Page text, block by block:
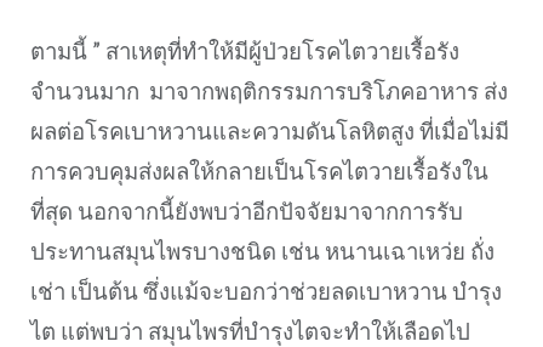
ตามนี้ ” สาเหตุที่ทำให้มีผู้ป่วยโรคไตวายเรื้อรัง
จำนวนมาก มาจากพฤติกรรมการบริโภคอาหาร ส่ง
ผลต่อโรคเบาหวานและความดันโลหิตสูง ที่เมื่อไม่มี
การควบคุมส่งผลให้กลายเป็นโรคไตวายเรื้อรังใน
ที่สุด นอกจากนี้ยังพบว่าอีกปัจจัยมาจากการรับ
ประทานสมุนไพรบางชนิด เช่น หนานเฉาเหว่ย ถั่ง
เช่า เป็นต้น ซึ่งแม้จะบอกว่าช่วยลดเบาหวาน บำรุง
ไต แต่พบว่า สมุนไพรที่บำรุงไตจะทำให้เลือดไป